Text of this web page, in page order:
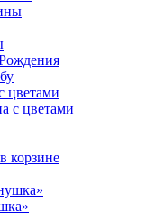
цветами
с цветами
корзине